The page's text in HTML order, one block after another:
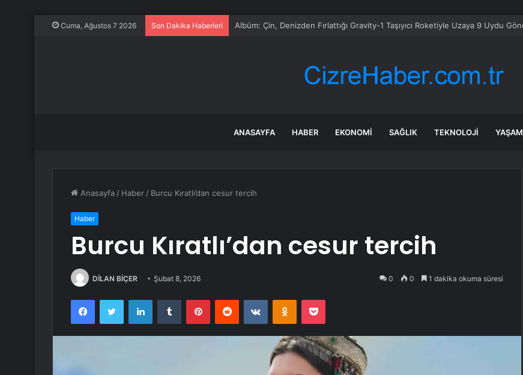
Cuma, Ağustos 7 2026 Son Dakika Haberleri O ülkede güvercin eti talebi patladı: Yılda 600 milyon güvercin tüketiliyor
ANASAYFA HABER EKONOMI SAĞLIK TEKNOLOJI YAŞAM
Anasayfa / Haber / Burcu Kıratlı’dan cesur tercih
Haber
Burcu Kıratlı’dan cesur tercih
DİLAN BİÇER Şubat 8, 2026 0 0 1 dakika okuma süresi
FacebookTwitter LinkedInTumblr PinterestReddit VKontakteOdnoklassniki
Pocket